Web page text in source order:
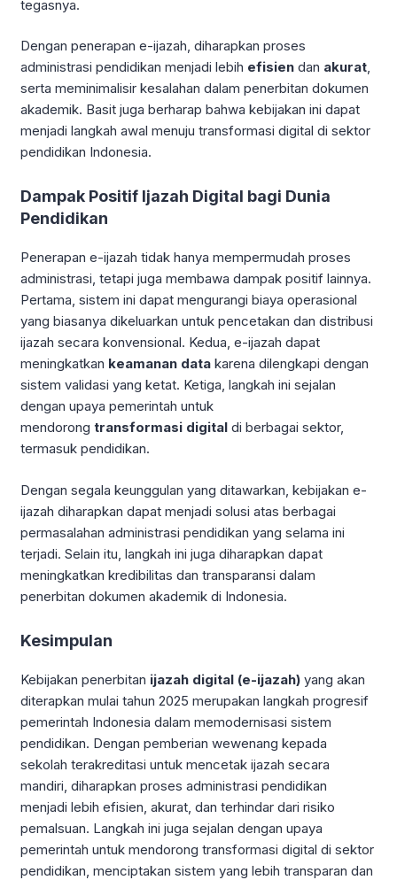
tegasnya.
Dengan penerapan e-ijazah, diharapkan proses
administrasi pendidikan menjadi lebih efisien dan akurat,
serta meminimalisir kesalahan dalam penerbitan dokumen
akademik. Basit juga berharap bahwa kebijakan ini dapat
menjadi langkah awal menuju transformasi digital di sektor
pendidikan Indonesia.
Dampak Positif Ijazah Digital bagi Dunia
Pendidikan
Penerapan e-ijazah tidak hanya mempermudah proses
administrasi, tetapi juga membawa dampak positif lainnya.
Pertama, sistem ini dapat mengurangi biaya operasional
yang biasanya dikeluarkan untuk pencetakan dan distribusi
ijazah secara konvensional. Kedua, e-ijazah dapat
meningkatkan keamanan data karena dilengkapi dengan
sistem validasi yang ketat. Ketiga, langkah ini sejalan
dengan upaya pemerintah untuk
mendorong transformasi digital di berbagai sektor,
termasuk pendidikan.
Dengan segala keunggulan yang ditawarkan, kebijakan e-
ijazah diharapkan dapat menjadi solusi atas berbagai
permasalahan administrasi pendidikan yang selama ini
terjadi. Selain itu, langkah ini juga diharapkan dapat
meningkatkan kredibilitas dan transparansi dalam
penerbitan dokumen akademik di Indonesia.
Kesimpulan
Kebijakan penerbitan ijazah digital (e-ijazah) yang akan
diterapkan mulai tahun 2025 merupakan langkah progresif
pemerintah Indonesia dalam memodernisasi sistem
pendidikan. Dengan pemberian wewenang kepada
sekolah terakreditasi untuk mencetak ijazah secara
mandiri, diharapkan proses administrasi pendidikan
menjadi lebih efisien, akurat, dan terhindar dari risiko
pemalsuan. Langkah ini juga sejalan dengan upaya
pemerintah untuk mendorong transformasi digital di sektor
pendidikan, menciptakan sistem yang lebih transparan dan